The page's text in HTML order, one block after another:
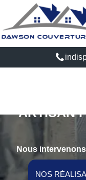
ARTISAN
Nous
NOS